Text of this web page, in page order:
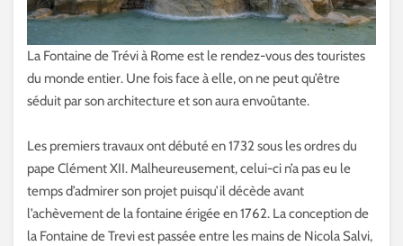
La Fontaine de Trévi à Rome est le rendez-vous des touristes
du monde entier. Une fois face à elle, on ne peut qu’être
séduit par son architecture et son aura envoûtante.
Les premiers travaux ont débuté en 1732 sous les ordres du
pape Clément XII. Malheureusement, celui-ci n’a pas eu le
temps d’admirer son projet puisqu’il décède avant
l’achèvement de la fontaine érigée en 1762. La conception de
la Fontaine de Trevi est passée entre les mains de Nicola Salvi,